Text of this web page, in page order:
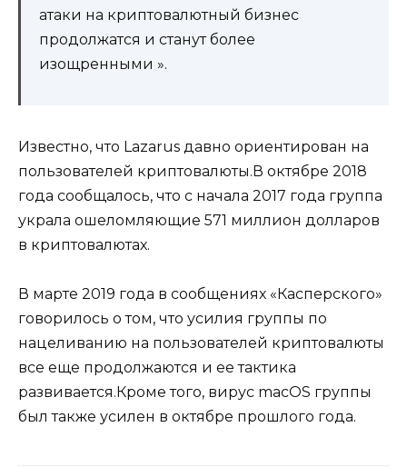
атаки на криптовалютный бизнес
продолжатся и станут более
изощренными ».
Известно, что Lazarus давно ориентирован на
пользователей криптовалюты.В октябре 2018
года сообщалось, что с начала 2017 года группа
украла ошеломляющие 571 миллион долларов
в криптовалютах.
В марте 2019 года в сообщениях «Касперского»
говорилось о том, что усилия группы по
нацеливанию на пользователей криптовалюты
все еще продолжаются и ее тактика
развивается.Кроме того, вирус macOS группы
был также усилен в октябре прошлого года.